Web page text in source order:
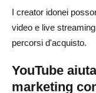
I creator idonei
video e live
percorsi d'acquisto.
YouTube
marketing